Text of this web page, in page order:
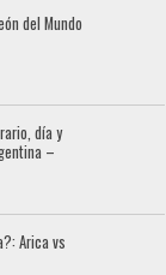
del Mundo
día y
–
Arica vs